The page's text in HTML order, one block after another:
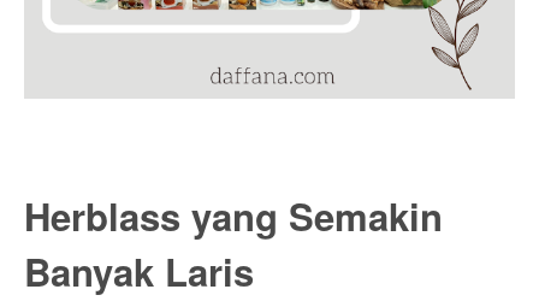
Herblass yang Semakin
Banyak Laris